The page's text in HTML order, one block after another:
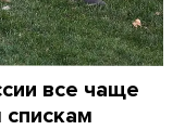
все чаще